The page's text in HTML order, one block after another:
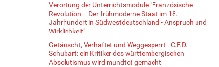
Verortung der Unterrichtsmodule "Französische
Revolution – Der frühmoderne Staat im 18.
Jahrhundert in Südwestdeutschland - Anspruch und
Wirklichkeit"
Getäuscht, Verhaftet und Weggesperrt - C.F.D.
Schubart: ein Kritiker des württembergischen
Absolutismus wird mundtot gemacht